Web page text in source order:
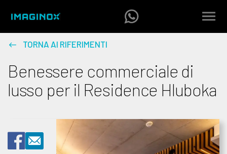
TORNA AI RIFERIMENTI
Benessere commerciale di
lusso per il Residence Hluboka